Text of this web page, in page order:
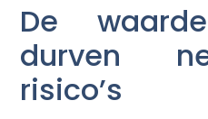
De
durven
risico’s